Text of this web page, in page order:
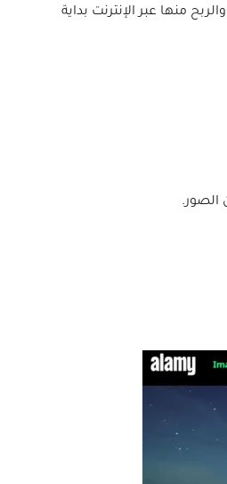
منها عبر الإنترنت بداية
الصور.